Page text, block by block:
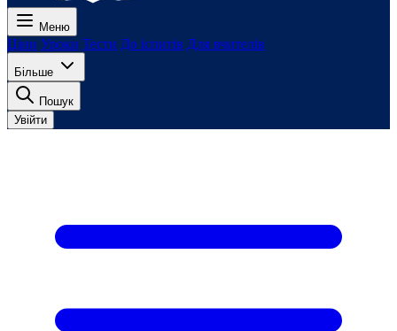
Меню
Ціни Уроки Тести До іспитів Для вчителів
Більше
Пошук
Увійти